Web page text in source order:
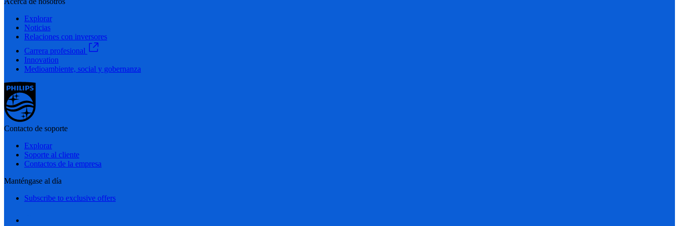
Explorar
Noticias
Relaciones con inversores
Carrera profesional
Innovation
Medioambiente, social y gobernanza
Contacto de soporte
Explorar
Soporte al cliente
Contactos de la empresa
Manténgase al día
Subscribe to exclusive offers